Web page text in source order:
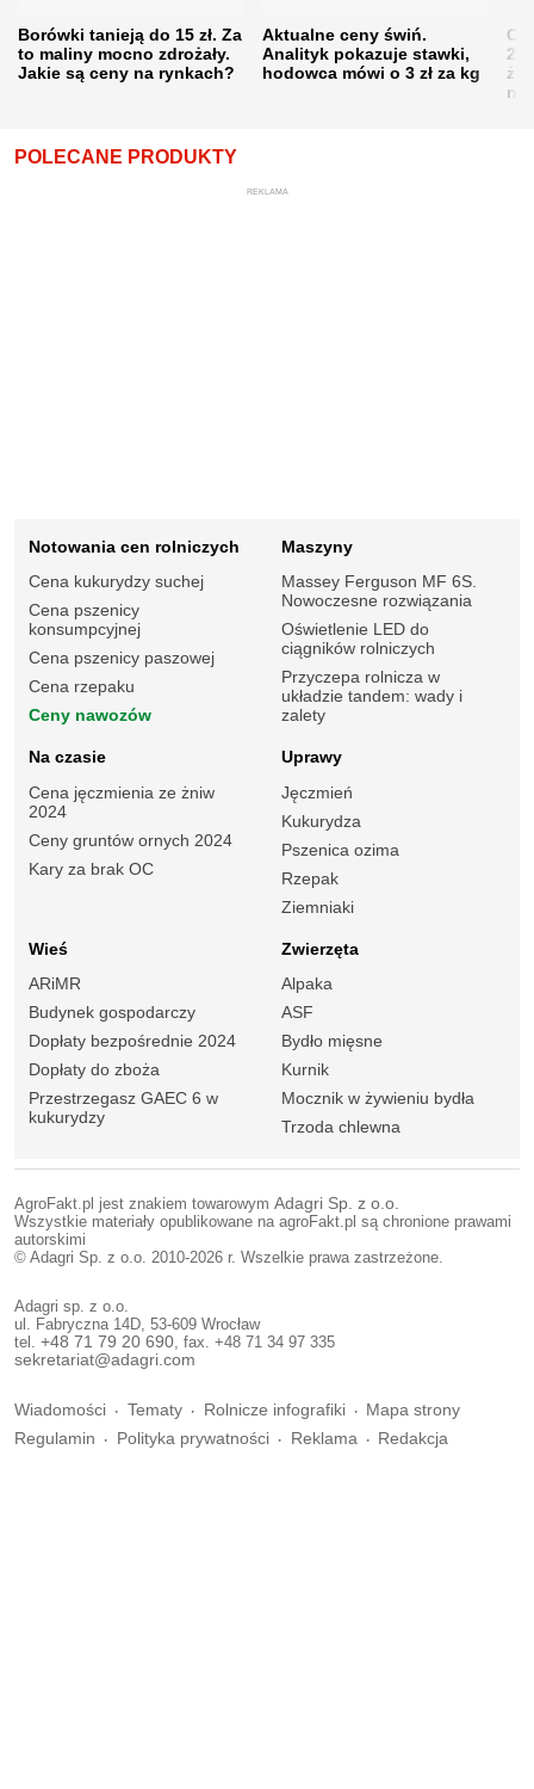
Borówki tanieją do 15 zł. Za
to maliny mocno zdrożały.
Jakie są ceny na rynkach?
Aktualne ceny świń.
Analityk pokazuje stawki,
hodowca mówi o 3 zł za kg
POLECANE PRODUKTY
REKLAMA
Notowania cen rolniczych
Cena kukurydzy suchej
Cena pszenicy
konsumpcyjnej
Cena pszenicy paszowej
Cena rzepaku
Ceny nawozów
Maszyny
Massey Ferguson MF 6S.
Nowoczesne rozwiązania
Oświetlenie LED do
ciągników rolniczych
Przyczepa rolnicza w
układzie tandem: wady i
zalety
Na czasie
Cena jęczmienia ze żniw
2024
Ceny gruntów ornych 2024
Kary za brak OC
Uprawy
Jęczmień
Kukurydza
Pszenica ozima
Rzepak
Ziemniaki
Wieś
ARiMR
Budynek gospodarczy
Dopłaty bezpośrednie 2024
Dopłaty do zboża
Przestrzegasz GAEC 6 w
kukurydzy
Zwierzęta
Alpaka
ASF
Bydło mięsne
Kurnik
Mocznik w żywieniu bydła
Trzoda chlewna
AgroFakt.pl jest znakiem towarowym Adagri Sp. z o.o.
Wszystkie materiały opublikowane na agroFakt.pl są chronione prawami
autorskimi
© Adagri Sp. z o.o. 2010-2026 r. Wszelkie prawa zastrzeżone.
Adagri sp. z o.o.
ul. Fabryczna 14D, 53-609 Wrocław
tel. +48 71 79 20 690 , fax. +48 71 34 97 335
sekretariat@adagri.com
Wiadomości Tematy Rolnicze infografiki
Mapa strony
Regulamin
Polityka prywatności Reklama Redakcja